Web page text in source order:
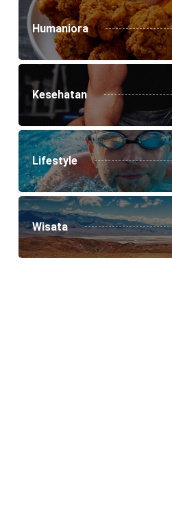
Humaniora
Kesehatan
Lifestyle
Wisata